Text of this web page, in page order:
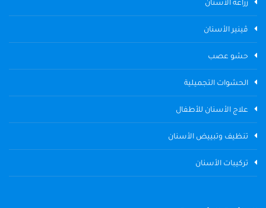
زراعة الأسنان
ڤينير الأسنان
حشو عصب
الحشوات التجميلية
علاج الأسنان للأطفال
تنظيف وتبييض الأسنان
تركيبات الأسنان